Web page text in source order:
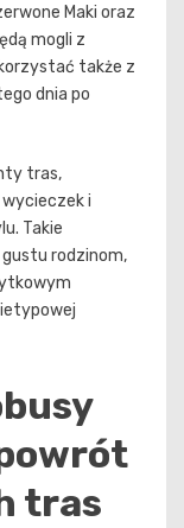
Maki oraz
mogli z
także z
dnia po
tras,
i
Takie
rodzinom,
tras